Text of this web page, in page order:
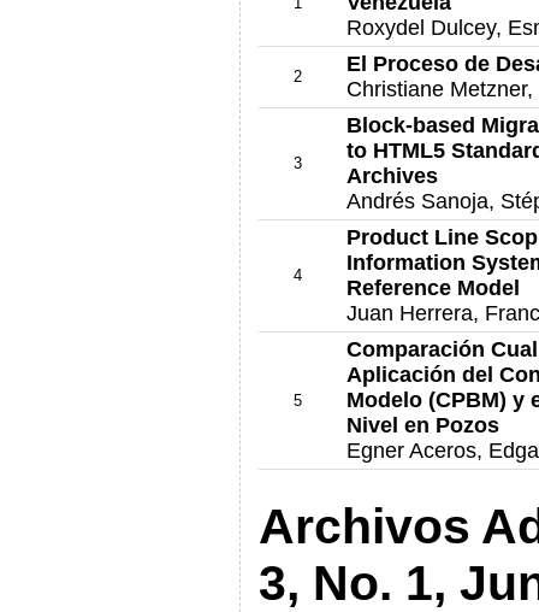
Roxydel Dulcey,
2
El Proceso de
Christiane
3
Block-based
to HTML5
Archives
Andrés Sanoja,
4
Product Line
Information
Reference Model
Juan Herrera,
5
Comparación
Aplicación del
Modelo (CPBM) y
Nivel en Pozos
Egner Aceros,
Archivos
3, No. 1,